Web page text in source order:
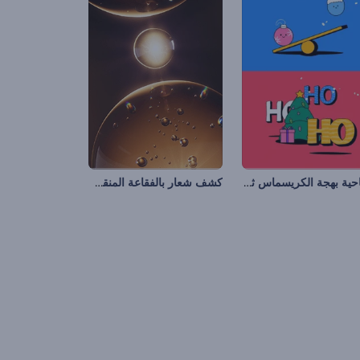
افتتاحية بهجة الكريسماس ثنائية الأبعاد كشف شعار بالفقاعة المنقسمة